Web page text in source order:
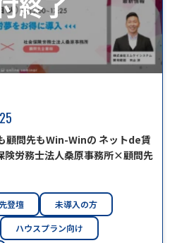
顧問先もWin-Winの ネットde賃
険労務士法人桑原事務所×顧問先
登壇
未導入の方
ハウスプラン向け